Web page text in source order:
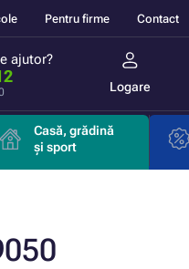
Pentru firme Contact
ajutor?
Logare
Casă, grădină
și sport